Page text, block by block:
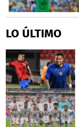
LO ÚLTIMO